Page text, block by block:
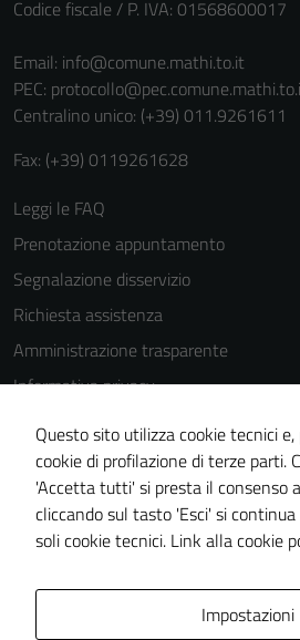
Codice fiscale / P. IVA: 01568600017
Email: info@comune.mathi.to.it
PEC:
Centralino unico: (+39) 011.9261611
Fax: (+39) 0119261628
Leggi le FAQ
Prenotazione appuntamento
Segnalazione disservizio
Richiesta assistenza
Amministrazione trasparente
Informativa privacy
Cookie Policy
Note legali
Dichiarazione di accessibilità
Piano di miglioramento del sito
Questo sito utilizza cookie tecnici
cookie di profilazione di terze parti.
'Accetta tutti' si presta il consenso
cliccando sul tasto 'Esci' si
soli cookie tecnici. Link alla cookie
Impostazioni